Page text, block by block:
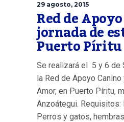
29 agosto, 2015
Red de
jornada de
Puerto Píritu
Se realizará el 5 y 6 de
la Red de Apoyo
Amor, en Puerto Píritu,
Anzoátegui.
Perros y gatos,